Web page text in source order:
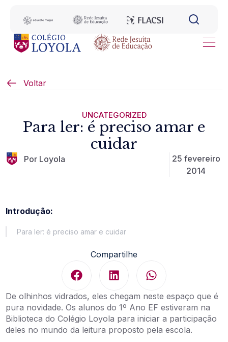
Voltar
UNCATEGORIZED
Para ler: é preciso amar e
cuidar
Por Loyola
25 fevereiro
2014
Introdução:
Para ler: é preciso amar e cuidar
Compartilhe
De olhinhos vidrados, eles chegam neste espaço que é
pura novidade. Os alunos do 1º Ano EF estiveram na
Biblioteca do Colégio Loyola para iniciar a participação
deles no mundo da leitura proposto pela escola.